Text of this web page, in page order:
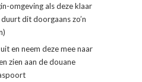
omgeving als deze klaar
dit doorgaans zo’n
en neem deze mee naar
zien aan de douane